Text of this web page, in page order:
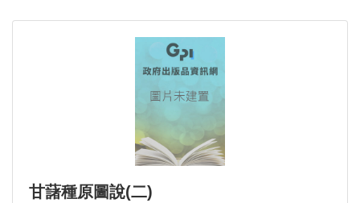
甘藷種原圖說(二)